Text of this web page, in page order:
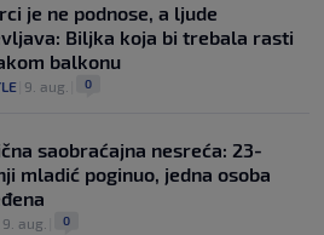
je ne podnose, a ljude
Biljka koja bi trebala rasti
balkonu
9. aug. 0
saobraćajna nesreća: 23-
mladić poginuo, jedna osoba
9. aug. 0